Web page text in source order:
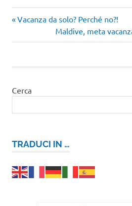
Navigazione
articoli
Articolo
precedente:
Vacanza da solo? Perché no?!
Articolo
successivo:
Maldive, meta
Cerca
TRADUCI IN …